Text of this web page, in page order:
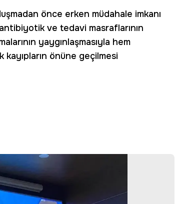
önce erken müdahale imkanı
antibiyotik ve tedavi masraflarının
yaygınlaşmasıyla hem
kayıpların önüne geçilmesi